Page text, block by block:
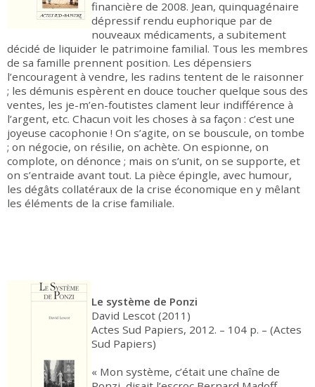
financière de 2008. Jean, quinquagénaire
dépressif rendu euphorique par de
nouveaux médicaments, a subitement
décidé de liquider le patrimoine familial. Tous les membres
de sa famille prennent position. Les dépensiers
l’encouragent à vendre, les radins tentent de le raisonner
; les démunis espèrent en douce toucher quelque sous des
ventes, les je-m’en-foutistes clament leur indifférence à
l’argent, etc. Chacun voit les choses à sa façon : c’est une
joyeuse cacophonie ! On s’agite, on se bouscule, on tombe
; on négocie, on résilie, on achète. On espionne, on
complote, on dénonce ; mais on s’unit, on se supporte, et
on s’entraide avant tout. La pièce épingle, avec humour,
les dégâts collatéraux de la crise économique en y mêlant
les éléments de la crise familiale.
Le système de Ponzi
David Lescot (2011)
Actes Sud Papiers, 2012. – 104 p. – (Actes
Sud Papiers)
« Mon système, c’était une chaîne de